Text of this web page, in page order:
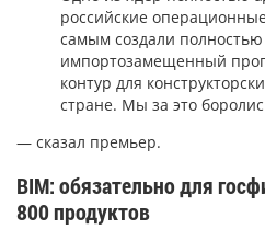
российские
самым создали полностью
импортозамещенный
контур для
стране. Мы за это
— сказал премьер.
BIM: обязательно для
800 продуктов